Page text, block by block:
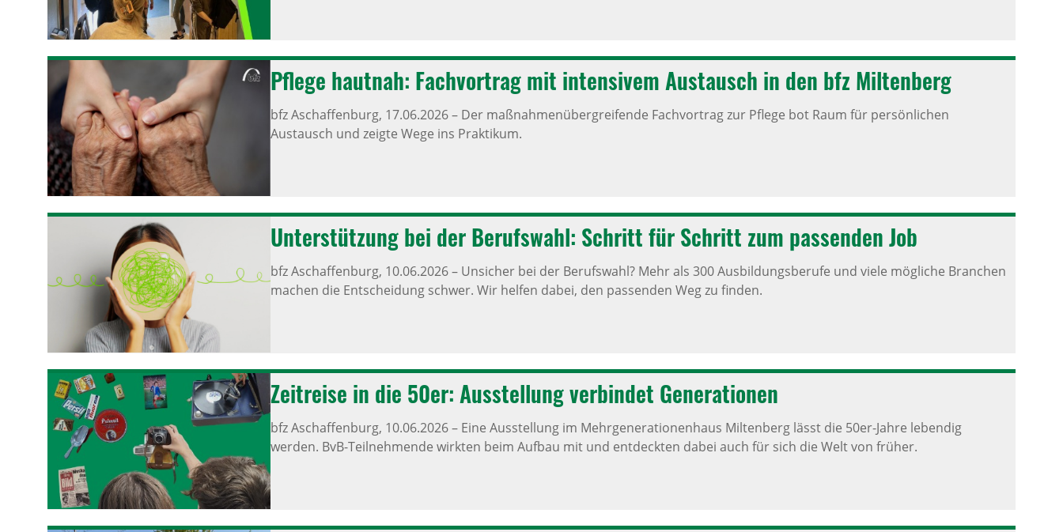
Pflege hautnah: Fach­vor­trag mit inten­sivem Austausch in den bfz Milten­berg
bfz Aschaffenburg, 17.06.2026–Der maßnahmenübergreifende Fachvortrag zur Pflege bot Raum für persönlichen
Austausch und zeigte Wege ins Praktikum.
Unter­stüt­zung bei der Berufs­wahl: Schritt für Schritt zum passenden Job
bfz Aschaffenburg, 10.06.2026–Unsicher bei der Berufswahl? Mehr als 300 Ausbildungsberufe und viele mögliche Branchen
machen die Entscheidung schwer. Wir helfen dabei, den passenden Weg zu finden.
Zeit­reise in die 50er: Ausstel­lung verbindet Gene­ra­ti­onen
bfz Aschaffenburg, 10.06.2026–Eine Ausstellung im Mehrgenerationenhaus Miltenberg lässt die 50er-Jahre lebendig
werden. BvB-Teilnehmende wirkten beim Aufbau mit und entdeckten dabei auch für sich die Welt von früher.